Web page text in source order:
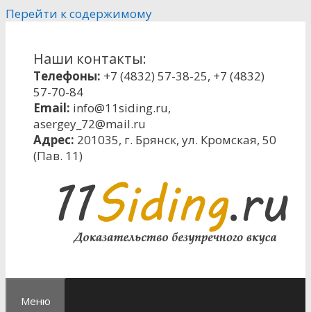
Перейти к содержимому
Наши контакты:
Телефоны: +7 (4832) 57-38-25, +7 (4832)
57-70-84
Email: info@11siding.ru,
asergey_72@mail.ru
Адрес: 201035, г. Брянск, ул. Кромская, 50
(Пав. 11)
Меню